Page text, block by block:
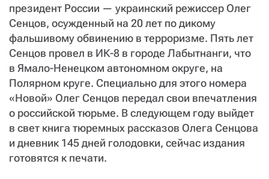
президент России — ​украинский режиссер Олег
Сенцов, осужденный на 20 лет по дикому
фальшивому обвинению в терроризме. Пять лет
Сенцов провел в ИК‑8 в городе Лабытнанги, что
в Ямало-Ненецком автономном округе, на
Полярном круге. Специально для этого номера
«Новой» Олег Сенцов передал свои впечатления
о российской тюрьме. В следующем году выйдет
в свет книга тюремных рассказов Олега Сенцова
и дневник 145 дней голодовки, сейчас издания
готовятся к печати.